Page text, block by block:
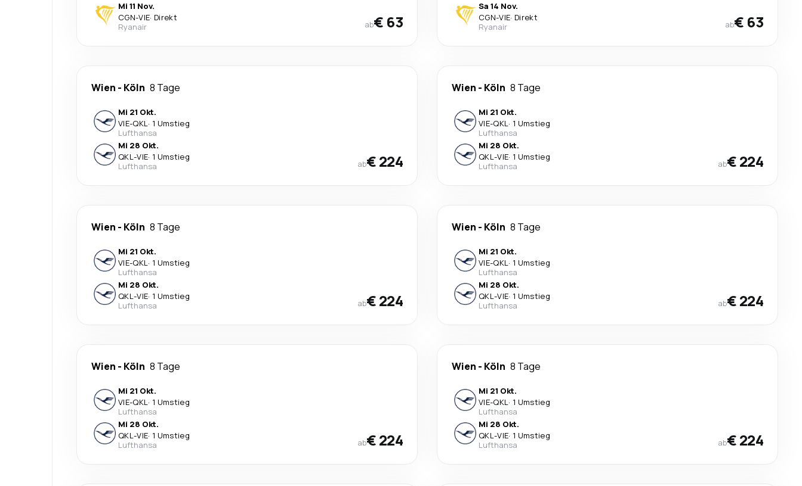
Mi 11 Nov.
CGN-VIE· Direkt
Ryanair
ab€ 63
Sa 14 Nov.
CGN-VIE· Direkt
Ryanair
ab€ 63
Wien - Köln 8 Tage
Mi 21 Okt.
VIE-QKL· 1 Umstieg
Lufthansa
Mi 28 Okt.
QKL-VIE· 1 Umstieg
Lufthansa
ab€ 224
Wien - Köln 8 Tage
Mi 21 Okt.
VIE-QKL· 1 Umstieg
Lufthansa
Mi 28 Okt.
QKL-VIE· 1 Umstieg
Lufthansa
ab€ 224
Wien - Köln 8 Tage
Mi 21 Okt.
VIE-QKL· 1 Umstieg
Lufthansa
Mi 28 Okt.
QKL-VIE· 1 Umstieg
Lufthansa
ab€ 224
Wien - Köln 8 Tage
Mi 21 Okt.
VIE-QKL· 1 Umstieg
Lufthansa
Mi 28 Okt.
QKL-VIE· 1 Umstieg
Lufthansa
ab€ 224
Wien - Köln 8 Tage
Mi 21 Okt.
VIE-QKL· 1 Umstieg
Lufthansa
Mi 28 Okt.
QKL-VIE· 1 Umstieg
Lufthansa
ab€ 224
Wien - Köln 8 Tage
Mi 21 Okt.
VIE-QKL· 1 Umstieg
Lufthansa
Mi 28 Okt.
QKL-VIE· 1 Umstieg
Lufthansa
ab€ 224